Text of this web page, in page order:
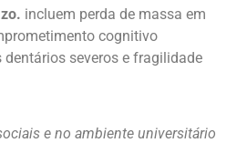
incluem perda de massa em
cognitivo
dentários severos e fragilidade
e no ambiente universitário